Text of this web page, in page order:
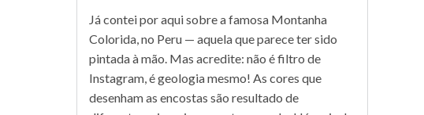
Já contei por aqui sobre a famosa Montanha
Colorida, no Peru — aquela que parece ter sido
pintada à mão. Mas acredite: não é filtro de
Instagram, é geologia mesmo! As cores que
desenham as encostas são resultado de